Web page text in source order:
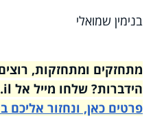
בנימין שמואלי
מתחזקים ומתחזקות,
הידברות? שלחו מייל אל tamir@htv.co.il או
פרטים כאן, ונחזור אליכם